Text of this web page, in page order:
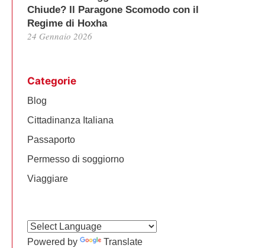
Chiude? Il Paragone Scomodo con il
Regime di Hoxha
24 Gennaio 2026
Categorie
Blog
Cittadinanza Italiana
Passaporto
Permesso di soggiorno
Viaggiare
Powered by Translate